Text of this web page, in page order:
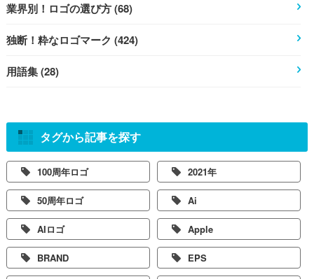
業界別！ロゴの選び方 (68)
独断！粋なロゴマーク (424)
用語集 (28)
タグから記事を探す
100周年ロゴ 2021年
50周年ロゴ Ai
AIロゴ Apple
BRAND EPS